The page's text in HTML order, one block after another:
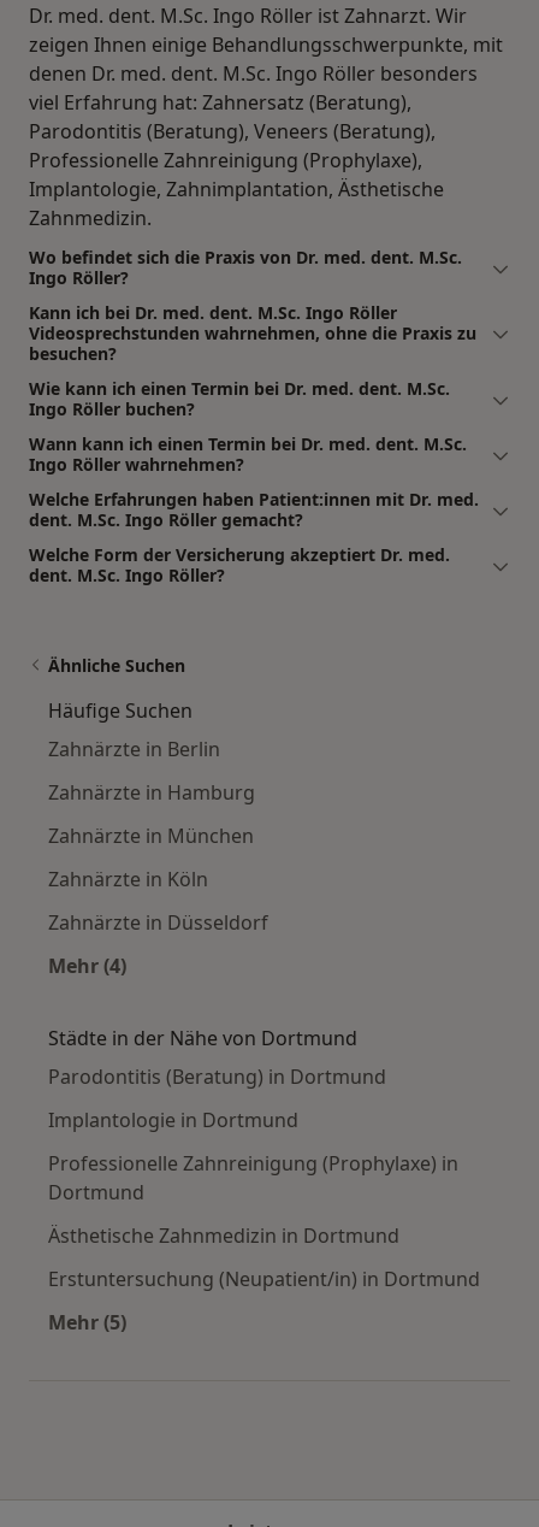
Dr. med. dent. M.Sc. Ingo Röller ist Zahnarzt. Wir
zeigen Ihnen einige Behandlungsschwerpunkte, mit
denen Dr. med. dent. M.Sc. Ingo Röller besonders
viel Erfahrung hat: Zahnersatz (Beratung),
Parodontitis (Beratung), Veneers (Beratung),
Professionelle Zahnreinigung (Prophylaxe),
Implantologie, Zahnimplantation, Ästhetische
Zahnmedizin.
Wo befindet sich die Praxis von Dr. med. dent. M.Sc.
Ingo Röller?
Kann ich bei Dr. med. dent. M.Sc. Ingo Röller
Videosprechstunden wahrnehmen, ohne die Praxis zu
besuchen?
Wie kann ich einen Termin bei Dr. med. dent. M.Sc.
Ingo Röller buchen?
Wann kann ich einen Termin bei Dr. med. dent. M.Sc.
Ingo Röller wahrnehmen?
Welche Erfahrungen haben Patient:innen mit Dr. med.
dent. M.Sc. Ingo Röller gemacht?
Welche Form der Versicherung akzeptiert Dr. med.
dent. M.Sc. Ingo Röller?
Ähnliche Suchen
Häufige Suchen
Zahnärzte in Berlin
Zahnärzte in Hamburg
Zahnärzte in München
Zahnärzte in Köln
Zahnärzte in Düsseldorf
Mehr (4)
Städte in der Nähe von Dortmund
Parodontitis (Beratung) in Dortmund
Implantologie in Dortmund
Professionelle Zahnreinigung (Prophylaxe) in
Dortmund
Ästhetische Zahnmedizin in Dortmund
Erstuntersuchung (Neupatient/in) in Dortmund
Mehr (5)